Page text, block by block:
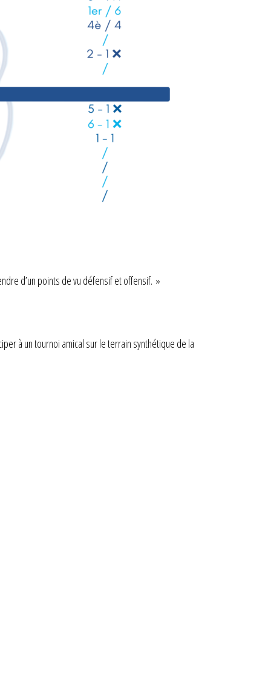
d’un points de vu défensif et offensif. »
à un tournoi amical sur le terrain synthétique de la